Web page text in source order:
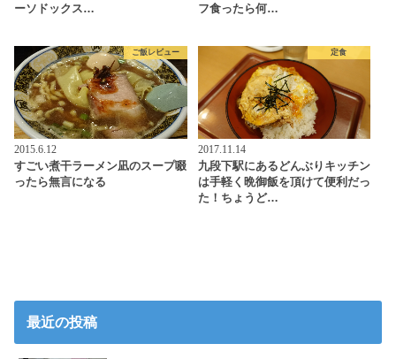
ーソドックス…
フ食ったら何…
ご飯レビュー
2015.6.12
すごい煮干ラーメン凪のスープ啜
ったら無言になる
定食
2017.11.14
九段下駅にあるどんぶりキッチン
は手軽く晩御飯を頂けて便利だっ
た！ちょうど…
最近の投稿